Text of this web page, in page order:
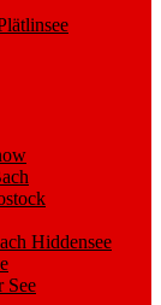
Hiddensee
See